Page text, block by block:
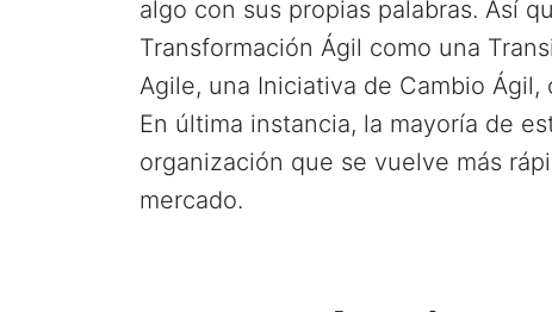
algo con sus propias palabras. Así
Transformación Ágil como una
Agile, una Iniciativa de Cambio
En última instancia, la mayoría de
organización que se vuelve más
mercado.